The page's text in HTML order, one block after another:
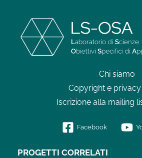
Chi siamo
Copyright e
Iscrizione alla mailing
Facebook
PROGETTI CORRELATI